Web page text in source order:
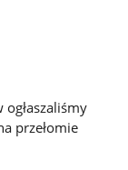
przełomie